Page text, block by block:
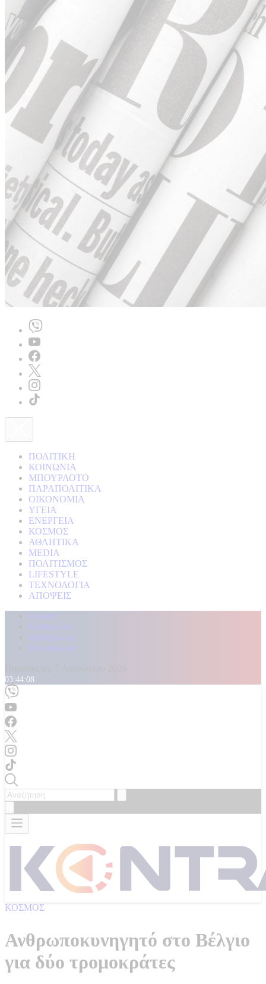
ΠΟΛΙΤΙΚΗ
ΚΟΙΝΩΝΙΑ
ΜΠΟΥΡΛΟΤΟ
ΠΑΡΑΠΟΛΙΤΙΚΑ
ΟΙΚΟΝΟΜΙΑ
ΥΓΕΙΑ
ΕΝΕΡΓΕΙΑ
ΚΟΣΜΟΣ
ΑΘΛΗΤΙΚΑ
MEDIA
ΠΟΛΙΤΙΣΜΟΣ
LIFESTYLE
ΤΕΧΝΟΛΟΓΙΑ
ΑΠΟΨΕΙΣ
Αρχική
Kontra Live
Καταγγελίες
Επικοινωνία
03:44:10
ΚΟΣΜΟΣ
Ανθρωποκυνηγητό στο Βέλγιο
για δύο τρομοκράτες